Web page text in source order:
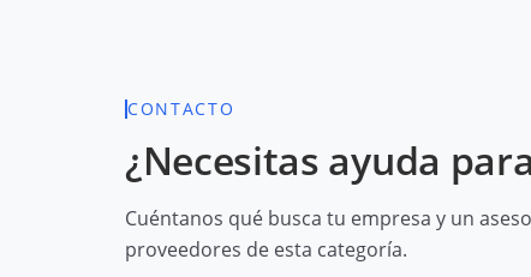
CONTACTO
¿Necesitas ayuda
Cuéntanos qué busca tu empresa y un
proveedores de esta categoría.